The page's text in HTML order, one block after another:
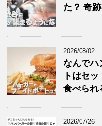
た？ 奇
2026/08/02
なんでハ
トはセ
食べられ
2026/07/26